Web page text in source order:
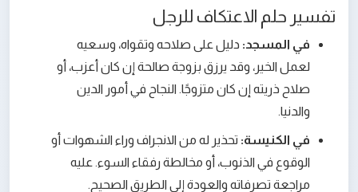
تفسير حلم الاعتكاف للرجل
في المسجد: دليل على صلاحه وتقواه، وسعيه
لعمل الخير، وقد يرزق بزوجة صالحة إن كان أعزب، أو
صلاح ذريته إن كان متزوجًا. النجاح في أمور الدين
والدنيا.
في الكنيسة: تحذير له من الانجراف وراء الشهوات أو
الوقوع في الذنوب، أو مخالطة رفقاء السوء. عليه
مراجعة تصرفاته والعودة إلى الطريق الصحيح.